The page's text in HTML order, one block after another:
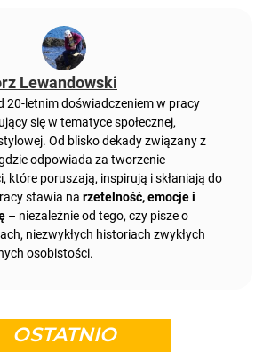
Lewandowski
20-letnim doświadczeniem w pracy
się w tematyce społecznej,
Od blisko dekady związany z
odpowiada za tworzenie
które poruszają, inspirują i skłaniają do
stawia na rzetelność, emocje i
– niezależnie od tego, czy pisze o
niezwykłych historiach zwykłych
osobistości.
OSTATNIO